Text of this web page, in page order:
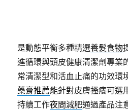
是動態平衡多種精選養髮食物
進循環與頭皮健康清潔劑專業
常清潔型和活血止痛的功效環
藥膏推薦能針對皮膚搔癢可選
持續工作夜間減肥通過產品注